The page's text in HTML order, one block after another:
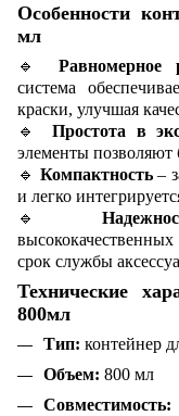
Особенности
мл
🔹 Равномерное
система
краски, улучшая
🔹 Простота в
элементы позволяют
🔹 Компактность–
и легко
🔹
срок службы
Технические
800мл
Тип: контейнер
Объем: 800 мл
Совместимость: